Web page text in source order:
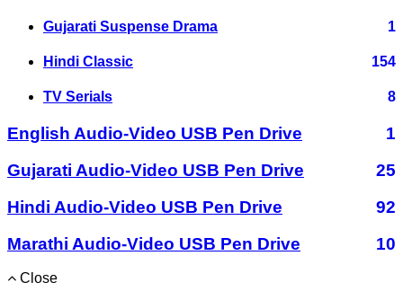
Gujarati Suspense Drama 1
Hindi Classic 154
TV Serials 8
English Audio-Video USB Pen Drive
1
Gujarati Audio-Video USB Pen Drive
25
Hindi Audio-Video USB Pen Drive
92
Marathi Audio-Video USB Pen Drive
10
Close